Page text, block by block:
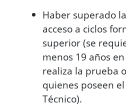
Haber superado
acceso a ciclos
superior (se
menos 19 años
realiza la prueba
quienes poseen
Técnico).